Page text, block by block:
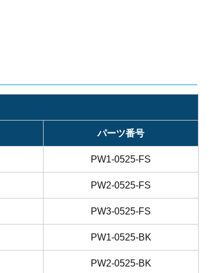
パーツ番号
PW1-0525-FS
PW2-0525-FS
PW3-0525-FS
PW1-0525-BK
PW2-0525-BK